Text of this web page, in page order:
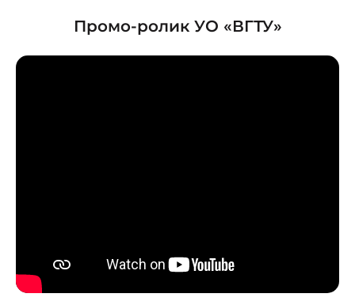
Промо-ролик УО «ВГТУ»